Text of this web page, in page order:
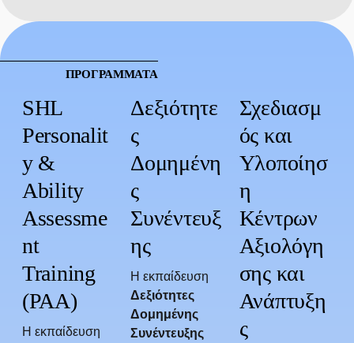
ΠΡΟΓΡΑΜΜΑΤΑ
SHL
Personalit
y &
Ability
Assessme
nt
Training
(PAA)
Η εκπαίδευση
Δεξιότητε
ς
Δομημένη
ς
Συνέντευξ
ης
Η εκπαίδευση
Δεξιότητες
Δομημένης
Συνέντευξης
Σχεδιασμ
ός και
Υλοποίησ
η
Κέντρων
Αξιολόγη
σης και
Ανάπτυξη
ς